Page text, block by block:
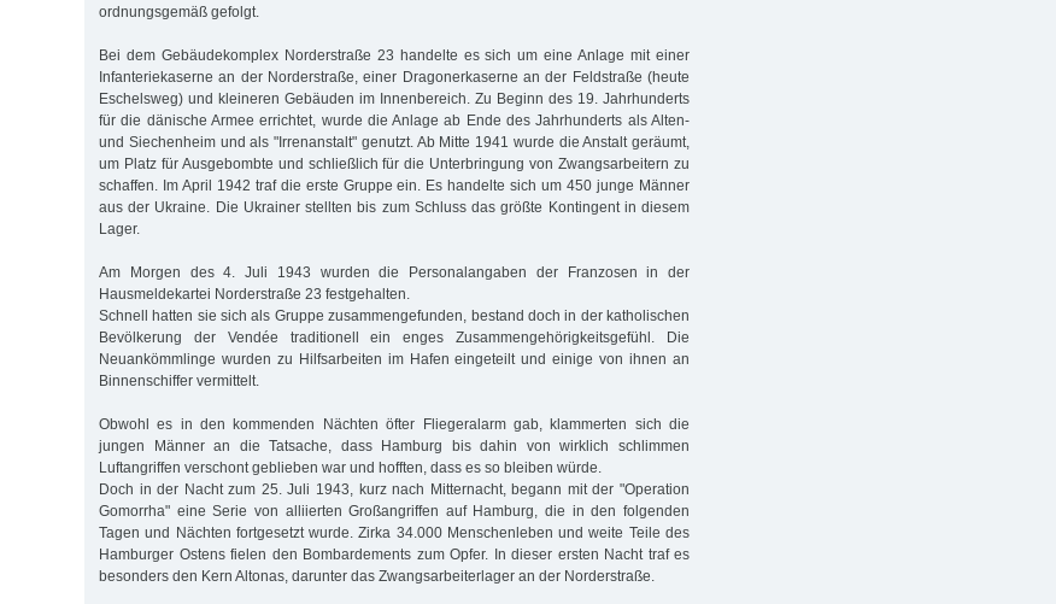
ordnungsgemäß gefolgt.
Bei dem Gebäudekomplex Norderstraße 23 handelte es sich um eine Anlage mit einer
Infanteriekaserne an der Norderstraße, einer Dragonerkaserne an der Feldstraße (heute
Eschelsweg) und kleineren Gebäuden im Innenbereich. Zu Beginn des 19. Jahrhunderts
für die dänische Armee errichtet, wurde die Anlage ab Ende des Jahrhunderts als Alten-
und Siechenheim und als "Irrenanstalt" genutzt. Ab Mitte 1941 wurde die Anstalt geräumt,
um Platz für Ausgebombte und schließlich für die Unterbringung von Zwangsarbeitern zu
schaffen. Im April 1942 traf die erste Gruppe ein. Es handelte sich um 450 junge Männer
aus der Ukraine. Die Ukrainer stellten bis zum Schluss das größte Kontingent in diesem
Lager.
Am Morgen des 4. Juli 1943 wurden die Personalangaben der Franzosen in der
Hausmeldekartei Norderstraße 23 festgehalten.
Schnell hatten sie sich als Gruppe zusammengefunden, bestand doch in der katholischen
Bevölkerung der Vendée traditionell ein enges Zusammengehörigkeitsgefühl. Die
Neuankömmlinge wurden zu Hilfsarbeiten im Hafen eingeteilt und einige von ihnen an
Binnenschiffer vermittelt.
Obwohl es in den kommenden Nächten öfter Fliegeralarm gab, klammerten sich die
jungen Männer an die Tatsache, dass Hamburg bis dahin von wirklich schlimmen
Luftangriffen verschont geblieben war und hofften, dass es so bleiben würde.
Doch in der Nacht zum 25. Juli 1943, kurz nach Mitternacht, begann mit der "Operation
Gomorrha" eine Serie von alliierten Großangriffen auf Hamburg, die in den folgenden
Tagen und Nächten fortgesetzt wurde. Zirka 34.000 Menschenleben und weite Teile des
Hamburger Ostens fielen den Bombardements zum Opfer. In dieser ersten Nacht traf es
besonders den Kern Altonas, darunter das Zwangsarbeiterlager an der Norderstraße.